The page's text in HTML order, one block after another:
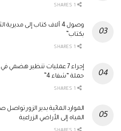
وصول 4 آلاف كتاب إلى
بكتاب”
إجراء 7 عمليات تنظير
حملة “شفاء 4”
الموارد المائية بدير الزور
المياه إلى الأراضي الزراعية